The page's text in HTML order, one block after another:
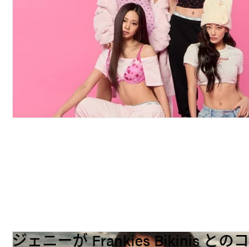
ジェニーが Frankies Bikinis との